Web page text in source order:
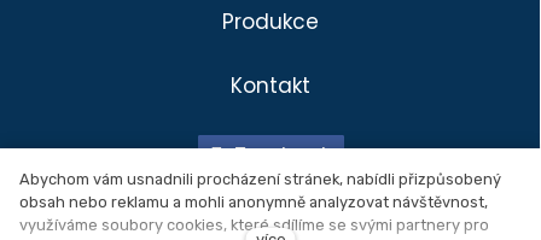
Divadlo
Klienti
Produkce
Novinky
Produkce
Kontakt
Facebook
Ochrana osobních údajů
Abychom vám usnadnili procházení stránek, nabídli přizpůsobený
obsah nebo reklamu a mohli anonymně analyzovat návštěvnost,
využíváme soubory cookies, které sdílíme se svými partnery pro